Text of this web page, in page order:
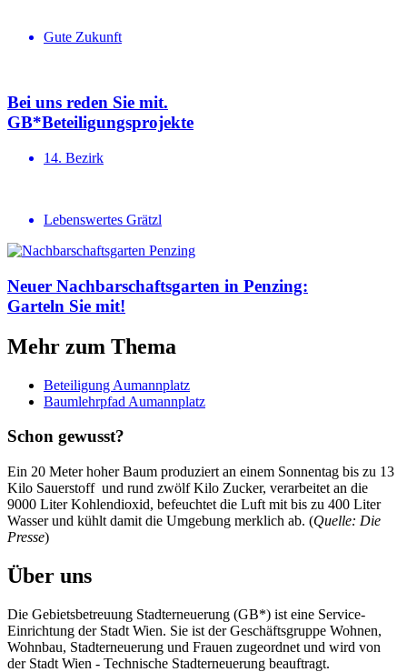
Gute Zukunft
Bei uns reden Sie mit.
GB*Betei­li­gungs­projekte
14. Bezirk
Lebenswertes Grätzl
Neuer Nachbar­schafts­garten in Penzing:
Garteln Sie mit!
Mehr zum Thema
Beteiligung Aumannplatz
Baumlehrpfad Aumannplatz
Schon gewusst?
Ein 20 Meter hoher Baum produziert an einem Sonnentag bis zu 13
Kilo Sauerstoff und rund zwölf Kilo Zucker, verarbeitet an die
9000 Liter Kohlendioxid, befeuchtet die Luft mit bis zu 400 Liter
Wasser und kühlt damit die Umgebung merklich ab. (Quelle: Die
Presse)
Über uns
Die Gebietsbetreuung Stadterneuerung (GB*) ist eine Service-
Einrichtung der Stadt Wien. Sie ist der Geschäfts­gruppe Wohnen,
Wohnbau, Stadt­erneuerung und Frauen zugeordnet und wird von
der Stadt Wien - Technische Stadterneuerung beauftragt.